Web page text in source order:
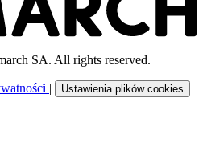
SA. All rights reserved.
| Ustawienia plików cookies